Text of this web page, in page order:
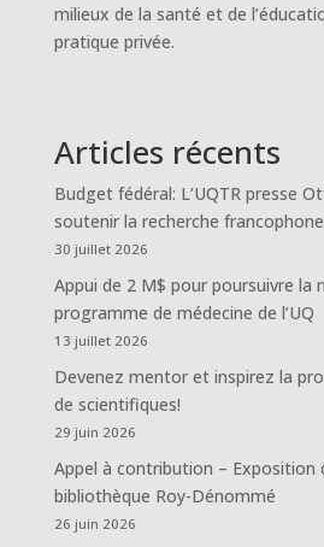
milieux de la santé et de
pratique privée.
Articles récents
Budget fédéral: L’UQTR presse
soutenir la recherche francophone
30 juillet 2026
Appui de 2 M$ pour poursuivre la
programme de médecine de l’UQ
13 juillet 2026
Devenez mentor et inspirez la
de scientifiques!
29 juin 2026
Appel à contribution – Exposition
bibliothèque Roy-Dénommé
26 juin 2026